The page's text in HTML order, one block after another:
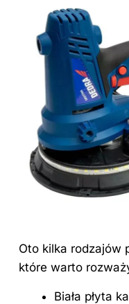
Oto kilka rodzajów
które warto
Biała płyta